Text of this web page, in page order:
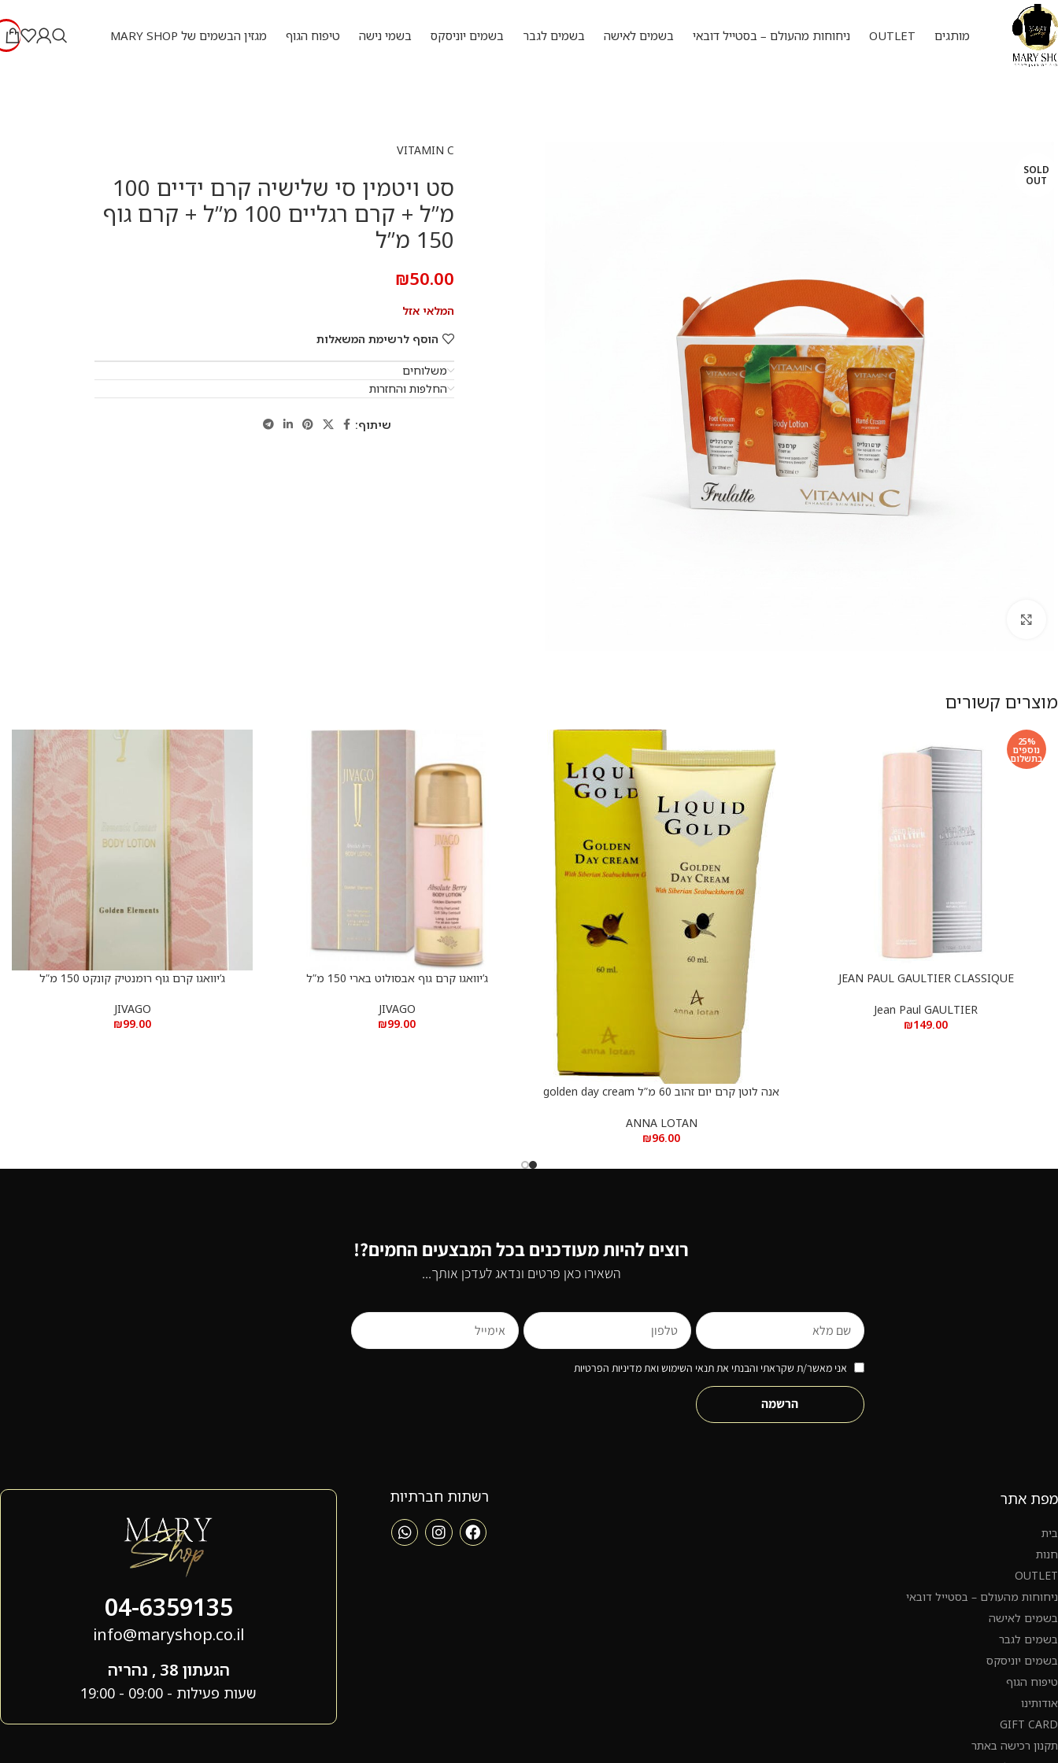
מותגים OUTLET ניחוחות מהעולם – בסטייל דובאי בשמים לאישה בשמים לגבר בשמים יוניסקס בשמי נישה טיפוח הגוף מגזין הבשמים של MARY SHOP
SOLD
OUT
VITAMIN C
סט ויטמין סי שלישיה קרם ידיים 100
מ”ל + קרם רגליים 100 מ”ל + קרם גוף
150 מ”ל
₪50.00
המלאי אזל
הוסף לרשימת המשאלות
משלוחים
החלפות והחזרות
שיתוף:
מוצרים קשורים
25%
נוספים
בתשלום
הוספה לסלJEAN PAUL GAULTIER CLASSIQUE
Jean Paul GAULTIER
₪149.00
הוספה לסל
אנה לוטן קרם יום זהוב 60 מ”ל golden day cream
ANNA LOTAN
₪96.00
הוספה לסלג’יוואגו קרם גוף אבסולוט בארי 150 מ”ל
JIVAGO
₪99.00
הוספה לסל
ג’יוואגו קרם גוף רומנטיק קונקט 150 מ”ל
JIVAGO
₪99.00
רוצים להיות מעודכנים בכל המבצעים החמים?!
השאירו כאן פרטים ונדאג לעדכן אותך...
אני מאשר/ת שקראתי והבנתי את תנאי השימוש ואת מדיניות הפרטיות
הרשמה
מפת אתר
בית
חנות
OUTLET
ניחוחות מהעולם – בסטייל דובאי
בשמים לאישה
בשמים לגבר
בשמים יוניסקס
טיפוח הגוף
אודותינו
GIFT CARD
תקנון רכישה באתר
רשתות חברתיות
04-6359135
info@maryshop.co.il
הגעתון 38 , נהריה
שעות פעילות - 09:00 - 19:00